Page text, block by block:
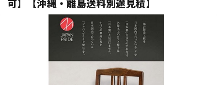
エレキギター アコギ/エレアコ
ウクレレ
パーカッション
可】【沖縄・離島送料別途見積】